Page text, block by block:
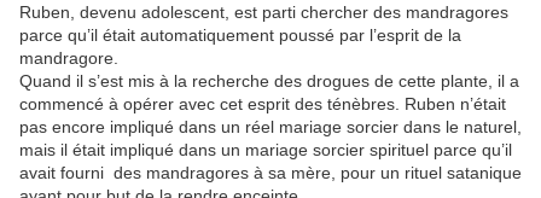
Ruben, devenu adolescent, est parti chercher des mandragores
parce qu’il était automatiquement poussé par l’esprit de la
mandragore.
Quand il s’est mis à la recherche des drogues de cette plante, il a
commencé à opérer avec cet esprit des ténèbres. Ruben n’était
pas encore impliqué dans un réel mariage sorcier dans le naturel,
mais il était impliqué dans un mariage sorcier spirituel parce qu’il
avait fourni des mandragores à sa mère, pour un rituel satanique